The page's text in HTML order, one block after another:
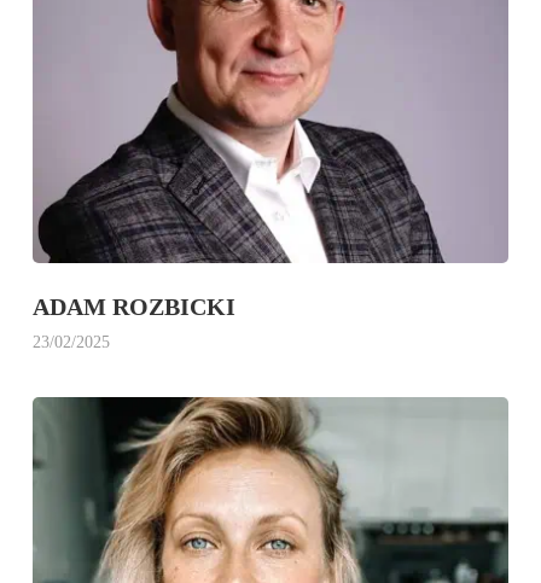
ADAM ROZBICKI
23/02/2025